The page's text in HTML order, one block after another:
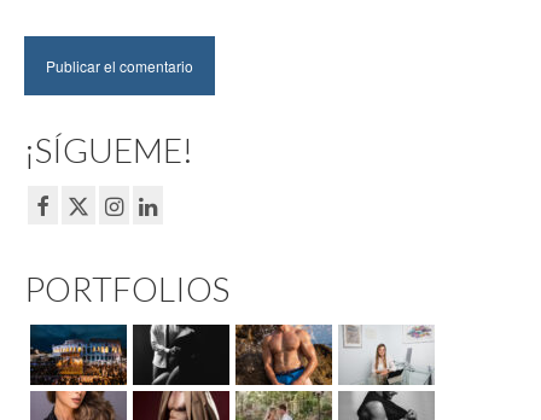
¡SÍGUEME!
PORTFOLIOS